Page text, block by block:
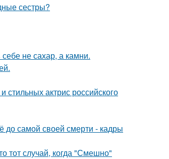
сестры?
не сахар, а камни.
актрис российского
до самой своей смерти - кадры
тот случай, когда "Смешно"